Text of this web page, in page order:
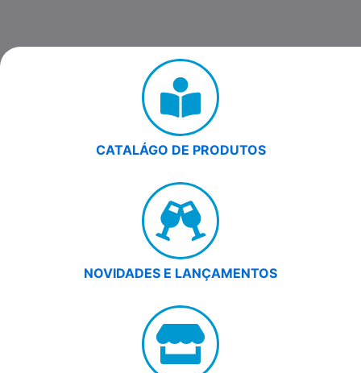
CATALÁGO DE PRODUTOS
NOVIDADES E LANÇAMENTOS